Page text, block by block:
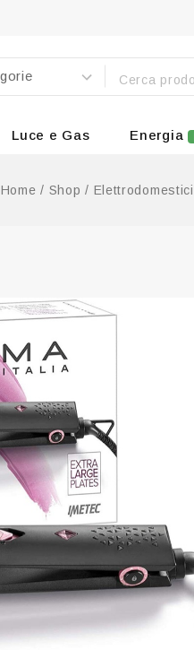
Luce e Gas Energia
Home / Shop / Elettrodomestici